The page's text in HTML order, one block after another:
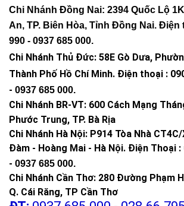
Chi Nhánh Đồng Nai: 2394 Quốc Lộ
An, TP. Biên Hòa, Tỉnh Đồng Nai. Điện
990 - 0937 685 000.
Chi Nhánh Thủ Đức: 58E Gò Dưa,
Thành Phố Hồ Chí Minh. Điện thoại :
- 0937 685 000.
Chi Nhánh BR-VT: 600 Cách Mạng
Phước Trung, TP. Bà Rịa
Chi Nhánh Hà Nội: P914 Tòa Nhà
Đàm - Hoàng Mai - Hà Nội. Điện Thoại :
- 0937 685 000.
Chi Nhánh Cần Thơ: 280 Đường Phạm
Q. Cái Răng, TP Cần Thơ